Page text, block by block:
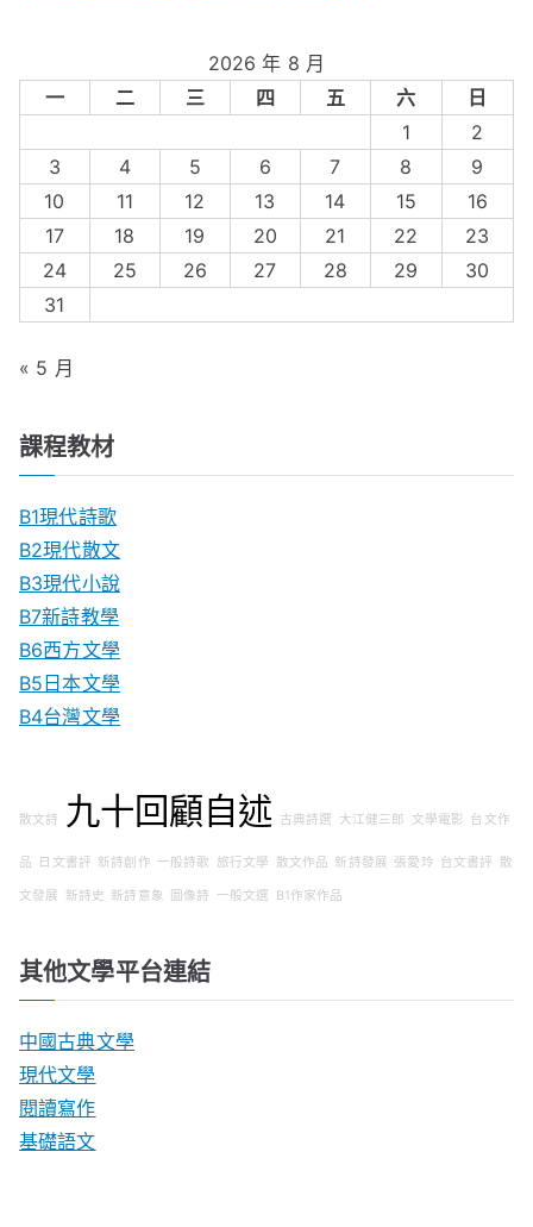
2026 年 8 月
一
二 三 四 五 六
日
1
2
3
4 5 6 7 8
9
10
11 12 13 14 15
16
17
18 19 20 21 22
23
24
25 26 27 28 29
30
31
« 5 月
課程教材
B1現代詩歌
B2現代散文
B3現代小說
B7新詩教學
B6西方文學
B5日本文學
B4台灣文學
散文詩 九十回顧自述 古典詩選 大江健三郎 文學電影 台文作
品 日文書評 新詩創作 一般詩歌 旅行文學 散文作品 新詩發展 張愛玲 台文書評 散
文發展 新詩史 新詩意象 圖像詩 一般文選 B1作家作品
其他文學平台連結
中國古典文學
現代文學
閱讀寫作
基礎語文